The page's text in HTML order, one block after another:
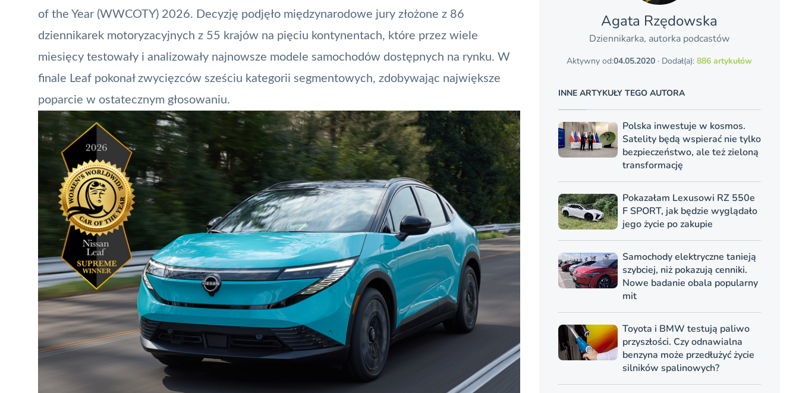
of the Year (WWCOTY) 2026. Decyzję podjęło międzynarodowe jury złożone z 86
dziennikarek motoryzacyjnych z 55 krajów na pięciu kontynentach, które przez wiele
miesięcy testowały i analizowały najnowsze modele samochodów dostępnych na rynku. W
finale Leaf pokonał zwycięzców sześciu kategorii segmentowych, zdobywając największe
poparcie w ostatecznym głosowaniu.
Agata Rzędowska
Dziennikarka, autorka podcastów
Aktywny od:04.05.2020 · Dodał(a):886 artykułów
INNE ARTYKUŁY TEGO AUTORA
Polska inwestuje w kosmos.
Satelity będą wspierać nie tylko
bezpieczeństwo, ale też zieloną
transformację
Pokazałam Lexusowi RZ 550e
F SPORT, jak będzie wyglądało
jego życie po zakupie
Samochody elektryczne tanieją
szybciej, niż pokazują cenniki.
Nowe badanie obala popularny
mit
Toyota i BMW testują paliwo
przyszłości. Czy odnawialna
benzyna może przedłużyć życie
silników spalinowych?